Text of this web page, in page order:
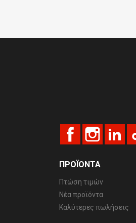
Facebook
ΠΡΟΪΌΝΤΑ
Πτώση τιμών
Νέα προϊόντα
Καλύτερες πωλήσεις